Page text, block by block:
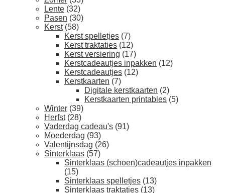
Lente (32)
Pasen (30)
Kerst (58)
Kerst spelletjes (7)
Kerst traktaties (12)
Kerst versiering (17)
Kerstcadeautjes inpakken (12)
Kerstcadeautjes (12)
Kerstkaarten (7)
Digitale kerstkaarten (2)
Kerstkaarten printables (5)
Winter (39)
Herfst (28)
Vaderdag cadeau's (91)
Moederdag (93)
Valentijnsdag (26)
Sinterklaas (57)
Sinterklaas (schoen)cadeautjes inpakken
(15)
Sinterklaas spelletjes (13)
Sinterklaas traktaties (13)